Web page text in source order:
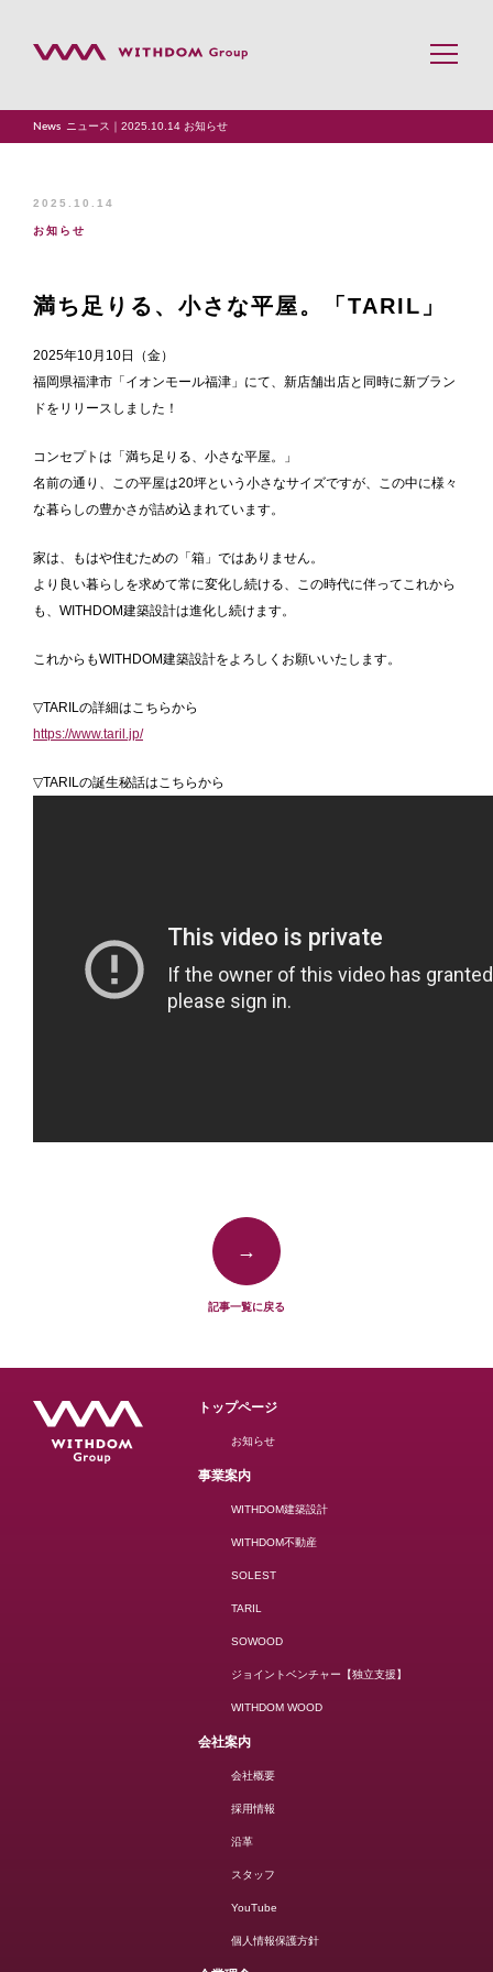
トップページ
事業案内
採用情報
YouTube
お問い合わせ
News ニュース｜2025.10.14 お知らせ
2025.10.14
お知らせ
満ち足りる、小さな平屋。「TARIL」
2025年10月10日（金）
福岡県福津市「イオンモール福津」にて、新店舗出店と同時に新ブラン
ドをリリースしました！
コンセプトは「満ち足りる、小さな平屋。」
名前の通り、この平屋は20坪という小さなサイズですが、この中に様々
な暮らしの豊かさが詰め込まれています。
家は、もはや住むための「箱」ではありません。
より良い暮らしを求めて常に変化し続ける、この時代に伴ってこれから
も、WITHDOM建築設計は進化し続けます。
これからもWITHDOM建築設計をよろしくお願いいたします。
▽TARILの詳細はこちらから
https://www.taril.jp/
▽TARILの誕生秘話はこちらから
→
記事一覧に戻る
トップページ
お知らせ
事業案内
WITHDOM建築設計
WITHDOM不動産
SOLEST
TARIL
SOWOOD
ジョイントベンチャー【独立支援】
WITHDOM WOOD
会社案内
会社概要
採用情報
沿革
スタッフ
YouTube
個人情報保護方針